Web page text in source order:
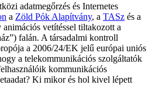
adatmegőrzés és Internetes
a Zöld Pók Alapítvány, a TASz és a
vetítéssel tiltakozott a
falán. A társadalmi kontroll
a 2006/24/EK jelű európai uniós
a telekommunikációs szolgáltatók
kommunikációs
Ki mikor és hol kivel lépett